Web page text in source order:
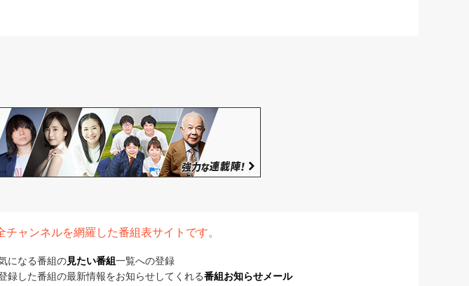
ャンネルを網羅した番組表サイトです。
になる番組の見たい番組 一覧への登録
録した番組の最新情報をお知らせしてくれる番組お知らせメール